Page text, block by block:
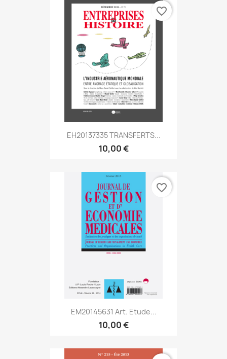
EH20137335 TRANSFERTS...
10,00 €
favorite_border
EM20145631 Art. Etude...
10,00 €
favorite_border